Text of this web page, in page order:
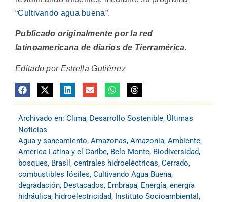
“Cultivando agua buena”.
Publicado originalmente por la red
latinoamericana de diarios de Tierramérica.
Editado por Estrella Gutiérrez
Archivado en: Clima, Desarrollo Sostenible, Últimas
Noticias
Agua y saneamiento, Amazonas, Amazonia, Ambiente,
América Latina y el Caribe, Belo Monte, Biodiversidad,
bosques, Brasil , centrales hidroeléctricas, Cerrado,
combustibles fósiles, Cultivando Agua Buena,
degradación, Destacados, Embrapa, Energía, energía
hidráulica, hidroelectricidad, Instituto Socioambiental ,